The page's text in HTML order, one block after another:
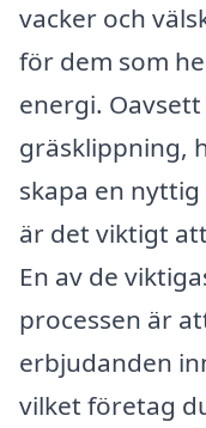
vacker och
för dem som
energi.
gräsklippning,
skapa en
är det viktigt
En av de
processen är
erbjudanden
vilket företag